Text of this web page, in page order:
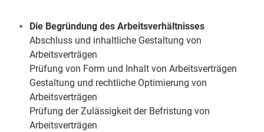
Die Begründung des Arbeitsverhältnisses
Abschluss und inhaltliche Gestaltung von
Arbeitsverträgen
Prüfung von Form und Inhalt von Arbeitsverträgen
Gestaltung und rechtliche Optimierung von
Arbeitsverträgen
Prüfung der Zulässigkeit der Befristung von
Arbeitsverträgen